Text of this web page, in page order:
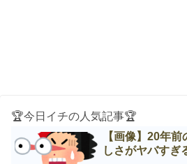
🏆今日イチの人気記事🏆
【画像】20年
しさがヤバすぎ